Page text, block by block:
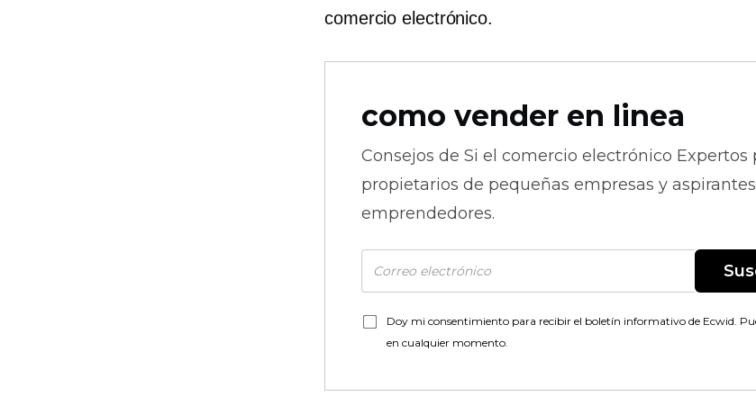
comercio electrónico.
como vender en linea
Consejos de Si el comercio electrónico Expertos
propietarios de pequeñas empresas y
emprendedores.
Doy mi consentimiento para recibir el boletín informativo de Ecwid.
en cualquier momento.